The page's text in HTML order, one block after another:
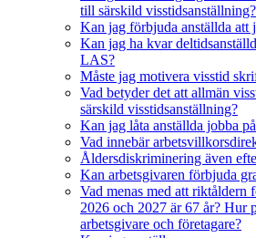
till särskild visstidsanställning?
Kan jag förbjuda anställda att
Kan jag ha kvar
LAS?
Måste jag motivera visstid
Vad betyder det att allmän
särskild visstidsanställning?
Kan jag låta anställda jobba
Vad innebär
Åldersdiskriminering även
Kan arbetsgivaren förbjuda
Vad menas med att riktåldern
2026 och 2027 är 67 år? Hur
arbetsgivare och företagare?